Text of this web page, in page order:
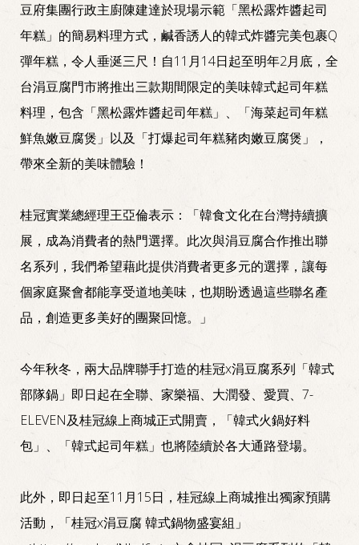
豆府集團行政主廚陳建達於現場示範「黑松露炸醬起司
年糕」的簡易料理方式，鹹香誘人的韓式炸醬完美包裹Q
彈年糕，令人垂涎三尺！自11月14日起至明年2月底，全
台涓豆腐門市將推出三款期間限定的美味韓式起司年糕
料理，包含「黑松露炸醬起司年糕」、「海菜起司年糕
鮮魚嫩豆腐煲」以及「打爆起司年糕豬肉嫩豆腐煲」，
帶來全新的美味體驗！
桂冠實業總經理王亞倫表示：「韓食文化在台灣持續擴
展，成為消費者的熱門選擇。此次與涓豆腐合作推出聯
名系列，我們希望藉此提供消費者更多元的選擇，讓每
個家庭聚會都能享受道地美味，也期盼透過這些聯名產
品，創造更多美好的團聚回憶。」
今年秋冬，兩大品牌聯手打造的桂冠x涓豆腐系列「韓式
部隊鍋」即日起在全聯、家樂福、大潤發、愛買、7-
ELEVEN及桂冠線上商城正式開賣，「韓式火鍋好料
包」、「韓式起司年糕」也將陸續於各大通路登場。
此外，即日起至11月15日，桂冠線上商城推出獨家預購
活動，「桂冠x涓豆腐 韓式鍋物盛宴組」